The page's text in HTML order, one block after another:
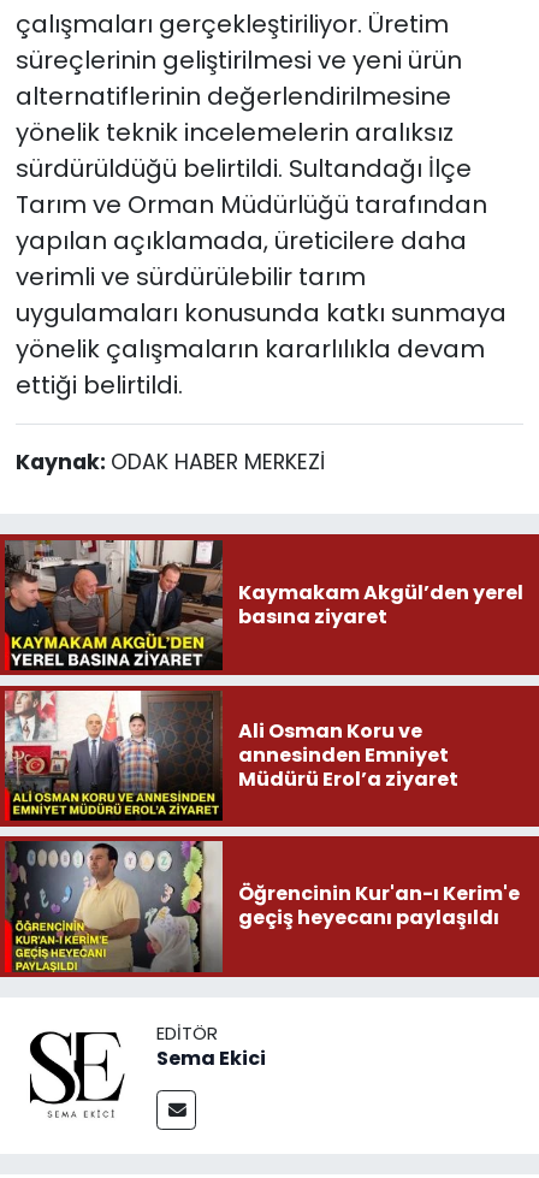
çalışmaları gerçekleştiriliyor. Üretim
süreçlerinin geliştirilmesi ve yeni ürün
alternatiflerinin değerlendirilmesine
yönelik teknik incelemelerin aralıksız
sürdürüldüğü belirtildi. Sultandağı İlçe
Tarım ve Orman Müdürlüğü tarafından
yapılan açıklamada, üreticilere daha
verimli ve sürdürülebilir tarım
uygulamaları konusunda katkı sunmaya
yönelik çalışmaların kararlılıkla devam
ettiği belirtildi.
Kaynak: ODAK HABER MERKEZİ
Kaymakam Akgül’den yerel
basına ziyaret
Ali Osman Koru ve
annesinden Emniyet
Müdürü Erol’a ziyaret
Öğrencinin Kur'an-ı Kerim'e
geçiş heyecanı paylaşıldı
EDITÖR
Sema Ekici